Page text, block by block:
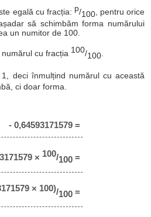
egală cu fracția: p/100, pentru orice
să schimbăm forma numărului
un numitor de 100.
cu fracția 100/100
deci înmulțind numărul cu această
ci doar forma.
- 0,64593171579 =
× 100/100=
× 100)/100=